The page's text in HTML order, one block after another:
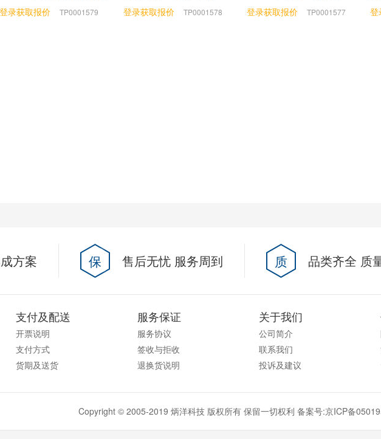
登录获取报价
TP0001579
登录获取报价
TP0001578
登录获取报价
TP0001577
登
方案 保 售后无忧 服务周到 质 品类齐全 质
支付及配送
开票说明
支付方式
货期及送货
服务保证
服务协议
签收与拒收
退换货说明
关于我们
公司简介
联系我们
投诉及建议
Copyright © 2005-2019 炳洋科技 版权所有 保留一切权利 备案号:京ICP备